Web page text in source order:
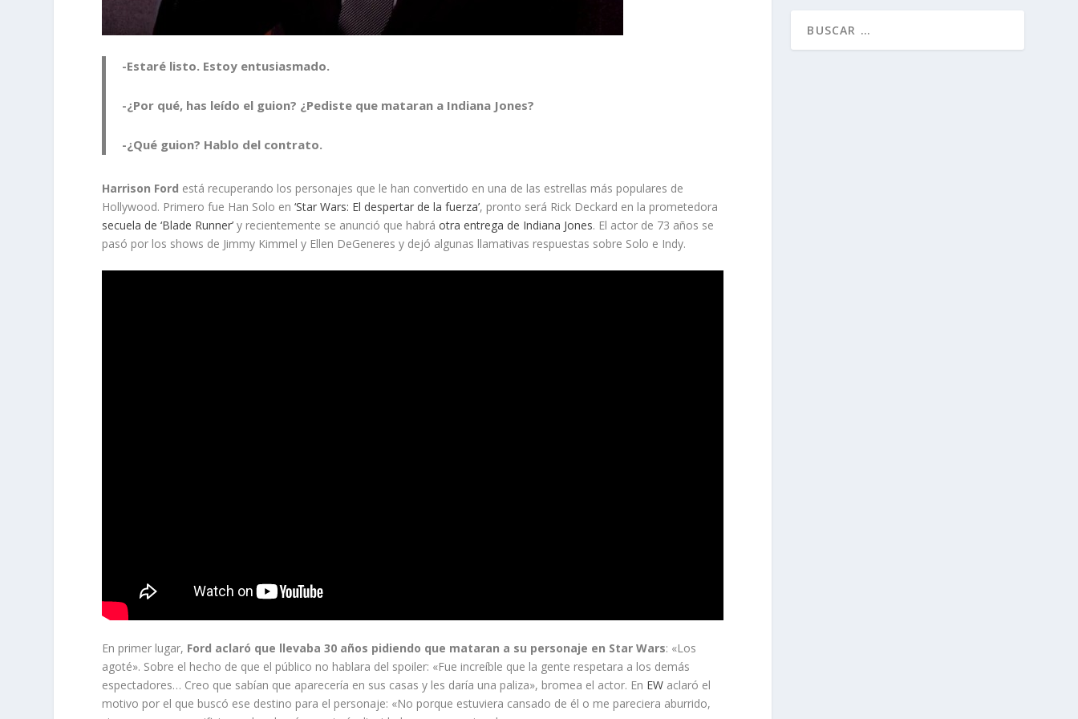
-Estaré listo. Estoy entusiasmado.
-¿Por qué, has leído el guion? ¿Pediste que mataran a Indiana Jones?
-¿Qué guion? Hablo del contrato.
Harrison Ford está recuperando los personajes que le han convertido en una de las estrellas más populares de
Hollywood. Primero fue Han Solo en‘Star Wars: El despertar de la fuerza’, pronto será Rick Deckard en la prometedora
secuela de ‘Blade Runner’ y recientemente se anunció que habráotra entrega de Indiana Jones. El actor de 73 años se
pasó por los shows de Jimmy Kimmel y Ellen DeGeneres y dejó algunas llamativas respuestas sobre Solo e Indy.
En primer lugar, Ford aclaró que llevaba 30 años pidiendo que mataran a su personaje en Star Wars: «Los
agoté». Sobre el hecho de que el público no hablara del spoiler: «Fue increíble que la gente respetara a los demás
espectadores… Creo que sabían que aparecería en sus casas y les daría una paliza», bromea el actor. En EW aclaró el
motivo por el que buscó ese destino para el personaje: «No porque estuviera cansado de él o me pareciera aburrido,